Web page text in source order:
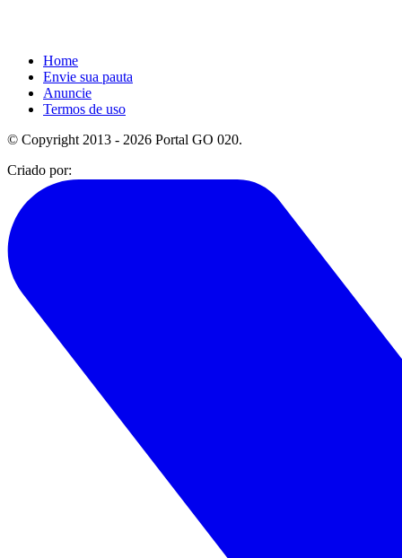
Home
Envie sua pauta
Anuncie
Termos de uso
© Copyright 2013 - 2026 Portal GO 020.
Criado por: